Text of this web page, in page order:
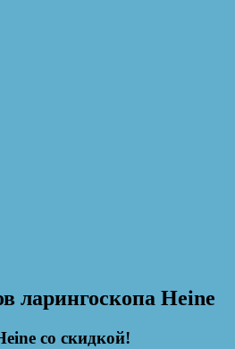
ларингоскопа Heine
со скидкой!